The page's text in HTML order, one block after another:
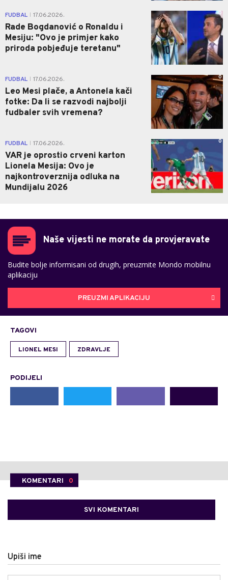
FUDBAL 17.06.2026.
Rade Bogdanović o Ronaldu i
Mesiju: "Ovo je primjer kako
priroda pobjeđuje teretanu"
0
FUDBAL 17.06.2026.
Leo Mesi plače, a Antonela kači
fotke: Da li se razvodi najbolji
fudbaler svih vremena?
0
FUDBAL 17.06.2026.
VAR je oprostio crveni karton
Lionela Mesija: Ovo je
najkontroverznija odluka na
Mundijalu 2026
0
Naše vijesti ne morate da provjeravate
Budite bolje informisani od drugih, preuzmite Mondo mobilnu
aplikaciju
PREUZMI APLIKACIJU
TAGOVI
LIONEL MESI ZDRAVLJE
PODIJELI
KOMENTARI 0
SVI KOMENTARI
Upiši ime